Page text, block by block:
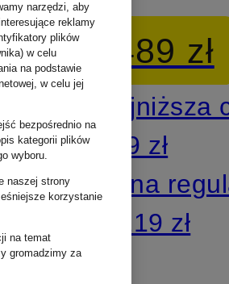
stylu
489 zł
Najniższa
489 zł
Cena
1 219 zł
narzędzi, aby
reklamy
plików
w celu
na podstawie
w celu jej
bezpośrednio na
kategorii plików
wyboru.
naszej strony
korzystanie
na temat
gromadzimy za